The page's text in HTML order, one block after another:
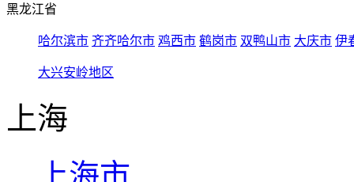
黑龙江省
哈尔滨市 齐齐哈尔市 鸡西市 鹤岗市 双鸭山市 大庆市 伊
大兴安岭地区
上海